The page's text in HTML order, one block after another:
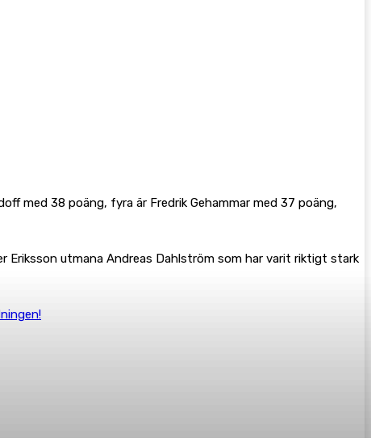
med 38 poäng, fyra är Fredrik Gehammar med 37 poäng,
Eriksson utmana Andreas Dahlström som har varit riktigt stark